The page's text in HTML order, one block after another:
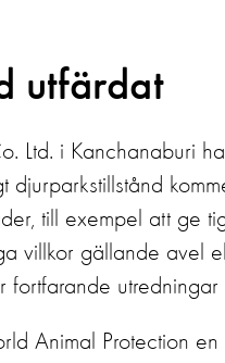
utfärdat
Ltd. i Kanchanaburi
djurparkstillstånd
till exempel att ge
villkor gällande avel
utredningar
Animal Protection en